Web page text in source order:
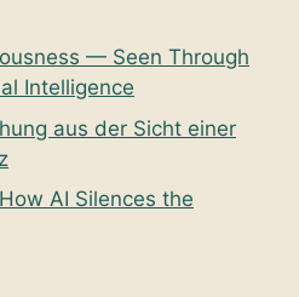
— Seen Through
Intelligence
aus der Sicht einer
AI Silences the